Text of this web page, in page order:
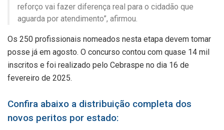
reforço vai fazer diferença real para o cidadão que
aguarda por atendimento”, afirmou.
Os 250 profissionais nomeados nesta etapa devem tomar
posse já em agosto. O concurso contou com quase 14 mil
inscritos e foi realizado pelo Cebraspe no dia 16 de
fevereiro de 2025.
Confira abaixo a distribuição completa dos
novos peritos por estado: